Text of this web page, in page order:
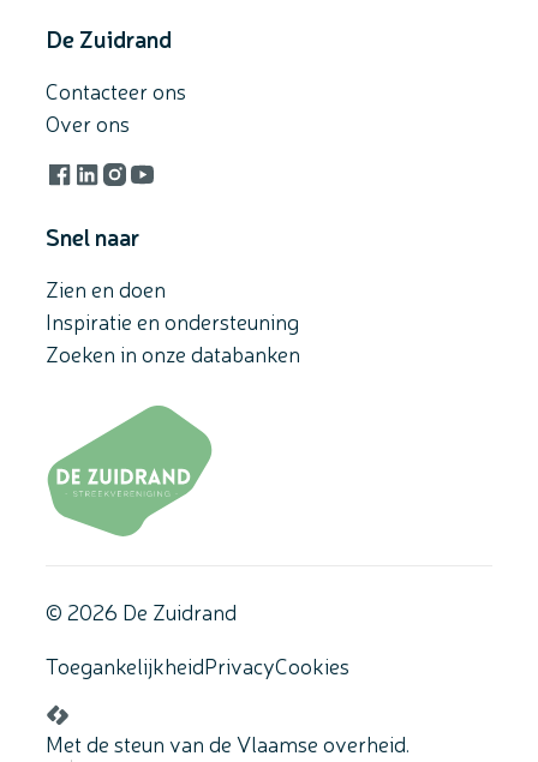
De Zuidrand
Contacteer ons
Over ons
Facebook
LinkedIn
Instagram
YouTube
Snel naar
Zien en doen
Inspiratie en ondersteuning
Zoeken in onze databanken
© 2026 De Zuidrand
ToegankelijkheidPrivacyCookies
LCP nv 2026 ©
Met de steun van de Vlaamse overheid.